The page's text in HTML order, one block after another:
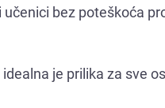
bez poteškoća
je prilika za sve